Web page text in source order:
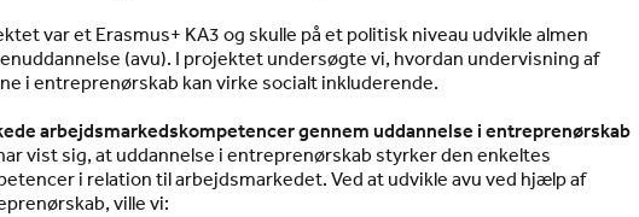
var et Erasmus+ KA3 og skulle på et politisk niveau udvikle almen
(avu). I projektet undersøgte vi, hvordan undervisning af
i entreprenørskab kan virke socialt inkluderende.
arbejdsmarkedskompetencer gennem uddannelse i entreprenørskab
vist sig, at uddannelse i entreprenørskab styrker den enkeltes
i relation til arbejdsmarkedet. Ved at udvikle avu ved hjælp af
ville vi: